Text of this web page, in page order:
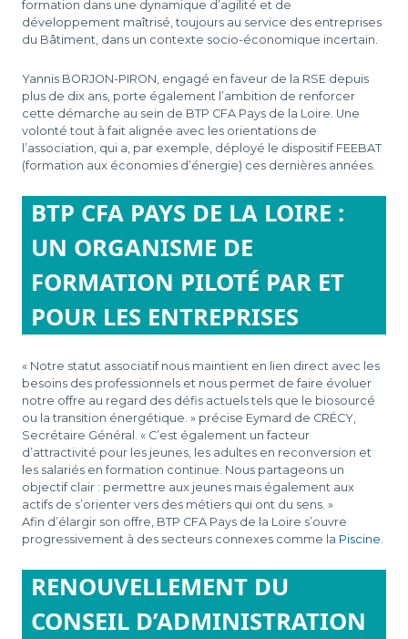
formation dans une dynamique d’agilité et de
développement maîtrisé, toujours au service des entreprises
du Bâtiment, dans un contexte socio-économique incertain.
Yannis BORJON-PIRON, engagé en faveur de la RSE depuis
plus de dix ans, porte également l’ambition de renforcer
cette démarche au sein de BTP CFA Pays de la Loire. Une
volonté tout à fait alignée avec les orientations de
l’association, qui a, par exemple, déployé le dispositif FEEBAT
(formation aux économies d’énergie) ces dernières années.
BTP CFA PAYS DE LA LOIRE :
UN ORGANISME DE
FORMATION PILOTÉ PAR ET
POUR LES ENTREPRISES
« Notre statut associatif nous maintient en lien direct avec les
besoins des professionnels et nous permet de faire évoluer
notre offre au regard des défis actuels tels que le biosourcé
ou la transition énergétique. » précise Eymard de CRÉCY,
Secrétaire Général. « C’est également un facteur
d’attractivité pour les jeunes, les adultes en reconversion et
les salariés en formation continue. Nous partageons un
objectif clair : permettre aux jeunes mais également aux
actifs de s’orienter vers des métiers qui ont du sens. »
Afin d’élargir son offre, BTP CFA Pays de la Loire s’ouvre
progressivement à des secteurs connexes comme la Piscine.
RENOUVELLEMENT DU
CONSEIL D’ADMINISTRATION